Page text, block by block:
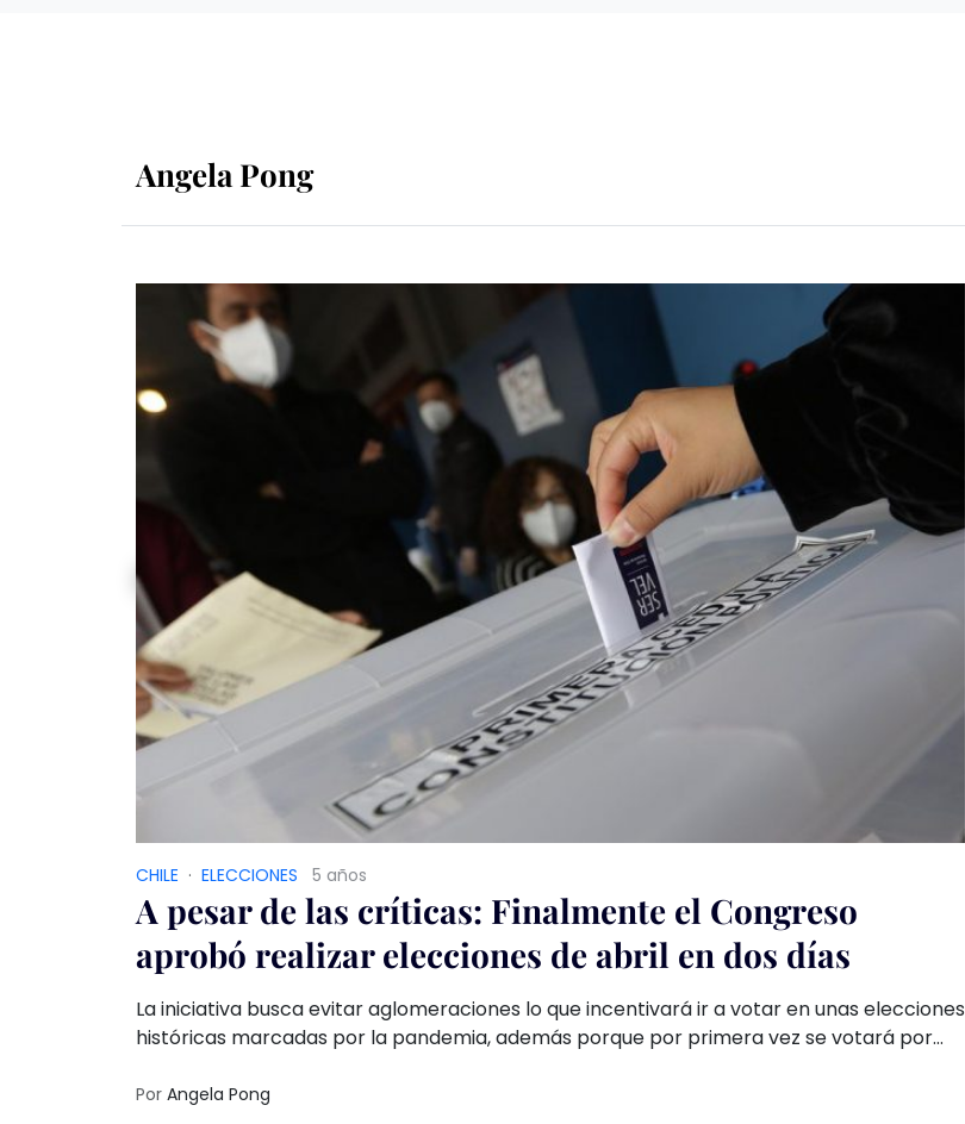
Angela Pong
CHILE · ELECCIONES 5 años
A pesar de las críticas: Finalmente el Congreso
aprobó realizar elecciones de abril en dos días
La iniciativa busca evitar aglomeraciones lo que incentivará ir a votar en unas elecciones
históricas marcadas por la pandemia, además porque por primera vez se votará por
Por Angela Pong